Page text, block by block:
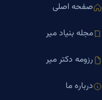
صفحه اصلی
مجله بنیاد میر
رزومه دکتر میر
درباره ما